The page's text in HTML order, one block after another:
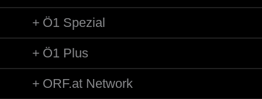
Ö1 Spezial
Ö1 Plus
ORF.at Network